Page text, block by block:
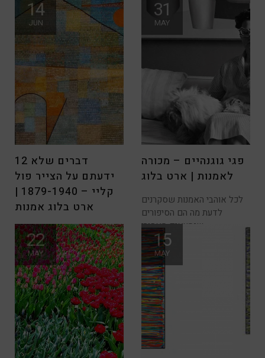
טיילנו במוזיאון הלובר וביקרנו
את ה-“ג’קאנדה” (סודותיה
זאת המונה ליזה? | ארט בלוג
14
JUN
12 דברים שלא
ידעתם על הצייר פול
קליי – 1879-1940 |
ארט בלוג אמנות
כ- אמנית ישראלית שעובדת
עם הרבה צבע, אחד האמנים
שאני מושפעת מהם
31
MAY
פגי גוגנהיים – מכורה
לאמנות | ארט בלוג
לכל אוהבי האמנות שסקרנים
לדעת מה הם הסיפורים
שנמצאים מאחורי
22
MAY 15
MAY